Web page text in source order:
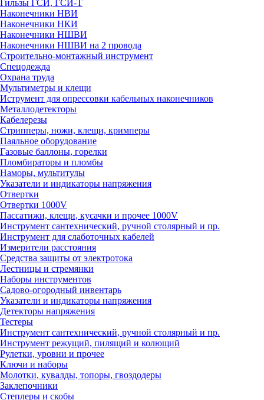
Гильзы ГСИ, ГСИ-Т
Наконечники НВИ
Наконечники НКИ
Наконечники НШВИ
Наконечники НШВИ на 2 провода
Строительно-монтажный инструмент
Спецодежда
Охрана труда
Мультиметры и клещи
Иструмент для опрессовки кабельных наконечников
Металлодетекторы
Кабелерезы
Стрипперы, ножи, клещи, кримперы
Паяльное оборудование
Газовые баллоны, горелки
Пломбираторы и пломбы
Наморы, мультитулы
Указатели и индикаторы напряжения
Отвертки
Отвертки 1000V
Пассатижи, клещи, кусачки и прочее 1000V
Инструмент сантехнический, ручной столярный и пр.
Инструмент для слаботочных кабелей
Измерители расстояния
Средства защиты от электротока
Лестницы и стремянки
Наборы инструментов
Садово-огородный инвентарь
Указатели и индикаторы напряжения
Детекторы напряжения
Тестеры
Инструмент сантехнический, ручной столярный и пр.
Инструмент режущий, пилящий и колющий
Рулетки, уровни и прочее
Ключи и наборы
Молотки, кувалды, топоры, гвоздодеры
Заклепочники
Степлеры и скобы